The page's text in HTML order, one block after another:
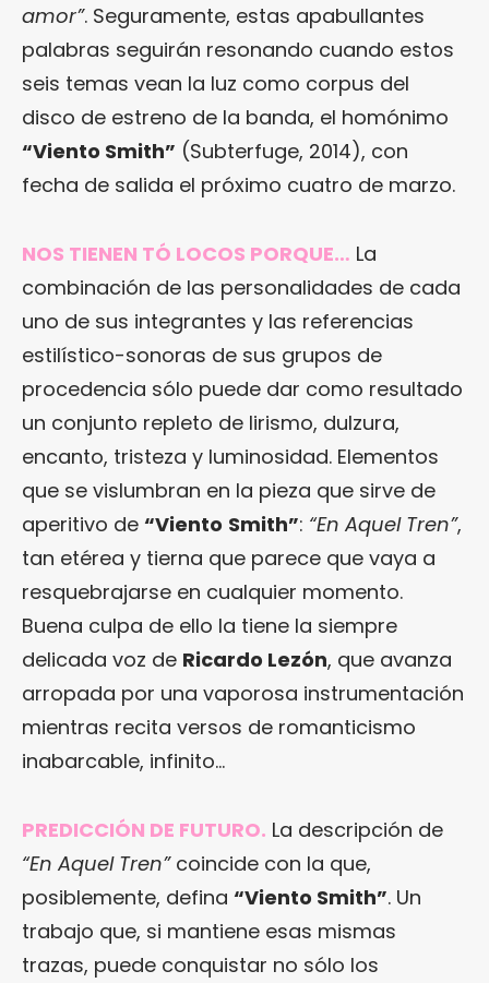
amor”. Seguramente, estas apabullantes
palabras seguirán resonando cuando estos
seis temas vean la luz como corpus del
disco de estreno de la banda, el homónimo
“Viento Smith” (Subterfuge, 2014), con
fecha de salida el próximo cuatro de marzo.
NOS TIENEN TÓ LOCOS PORQUE… La
combinación de las personalidades de cada
uno de sus integrantes y las referencias
estilístico-sonoras de sus grupos de
procedencia sólo puede dar como resultado
un conjunto repleto de lirismo, dulzura,
encanto, tristeza y luminosidad. Elementos
que se vislumbran en la pieza que sirve de
aperitivo de “Viento Smith”: “En Aquel Tren”,
tan etérea y tierna que parece que vaya a
resquebrajarse en cualquier momento.
Buena culpa de ello la tiene la siempre
delicada voz de Ricardo Lezón, que avanza
arropada por una vaporosa instrumentación
mientras recita versos de romanticismo
inabarcable, infinito…
PREDICCIÓN DE FUTURO. La descripción de
“En Aquel Tren”coincide con la que,
posiblemente, defina “Viento Smith”. Un
trabajo que, si mantiene esas mismas
trazas, puede conquistar no sólo los